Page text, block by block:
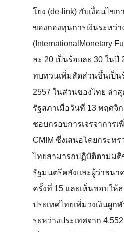
โยง (de-link) กับเงื่อนไข
ของกองทุนการเงินระหว่า
(InternationalMonetary
ละ 20 เป็นร้อยละ 30 ใน
ทบทวนเพิ่มสัดส่วนขึ้นเป็น
2557 ในส่วนของไทย ล่า
รัฐสภาเมื่อวันที่ 13 พฤศจิ
ชอบกรอบการเจรจาการ
CMIM ซึ่งเสนอโดยกระทร
ไทยสามารถปฏิบัติตามม
รัฐมนตรีคลังและผู้ว่าธนา
ครั้งที่ 15 และเห็นชอบให้
ประเทศไทยเพิ่มวงเงินผูก
ระหว่างประเทศจาก